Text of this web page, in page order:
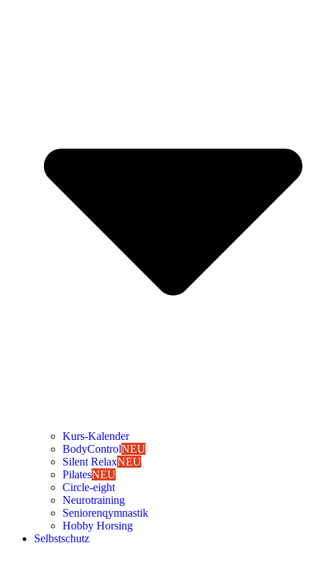
Kurs-Kalen­­der
Body­Con­trolNEU
Silent RelaxNEU
Pila­tesNEU
Cir­cle-eight
Neu­ro­trai­ning
Senio­ren­qym­nas­tik
Hob­by Hor­sing
Selbst­schutz